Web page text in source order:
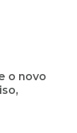
o novo